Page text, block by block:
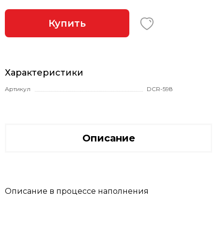
Купить
Характеристики
Артикул DCR-598
Описание
Описание в процессе наполнения